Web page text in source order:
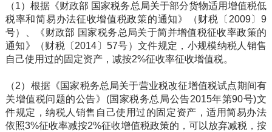
（1）根据《财政部 国家税务总局关于部分货物适用增值税低
税率和简易办法征收增值税政策的通知》（财税〔2009〕9
号）、《财政部 国家税务总局关于简并增值税征收率政策的
通知》（财税〔2014〕57号）文件规定，小规模纳税人销售
自己使用过的固定资产，减按2%征收率征收增值税。
（2）根据《国家税务总局关于营业税改征增值税试点期间有
关增值税问题的公告》(国家税务总局公告2015年第90号)文
件规定，纳税人销售自己使用过的固定资产，适用简易办法
依照3%征收率减按2%征收增值税政策的，可以放弃减税，按